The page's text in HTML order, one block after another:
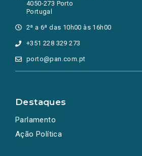
4050-273 Porto
Portugal
2ª a 6ª das 10h00 às 16h00
+351 228 329 273
porto@pan.com.pt
Destaques
Parlamento
Ação Política